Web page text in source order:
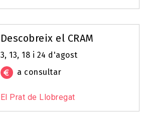
Descobreix el CRAM
3, 13, 18 i 24 d'agost
a consultar
El Prat de Llobregat